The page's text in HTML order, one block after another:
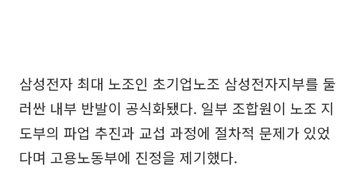
삼성전자 최대 노조인 초기업노조 삼성전자지부를 둘
러싼 내부 반발이 공식화됐다. 일부 조합원이 노조 지
도부의 파업 추진과 교섭 과정에 절차적 문제가 있었
다며 고용노동부에 진정을 제기했다.